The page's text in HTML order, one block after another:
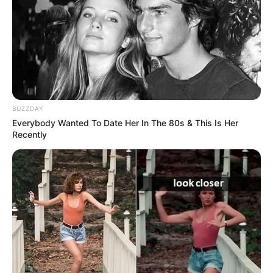
Anderson Ferreira,Agente Comunitário de
Saúde . —Foto: JASB
Publicado no JASB em09.maio.2026. Atualizadoem 09.maio.2026.
no município de Ferreira Gomes (AP), se despede do companheiro
de farda Anderson Ferreira.
Leia a matéria completa, aqui.
BUZZDAY
Everybody Wanted To Date Her In The 80s & This Is Her
Recently